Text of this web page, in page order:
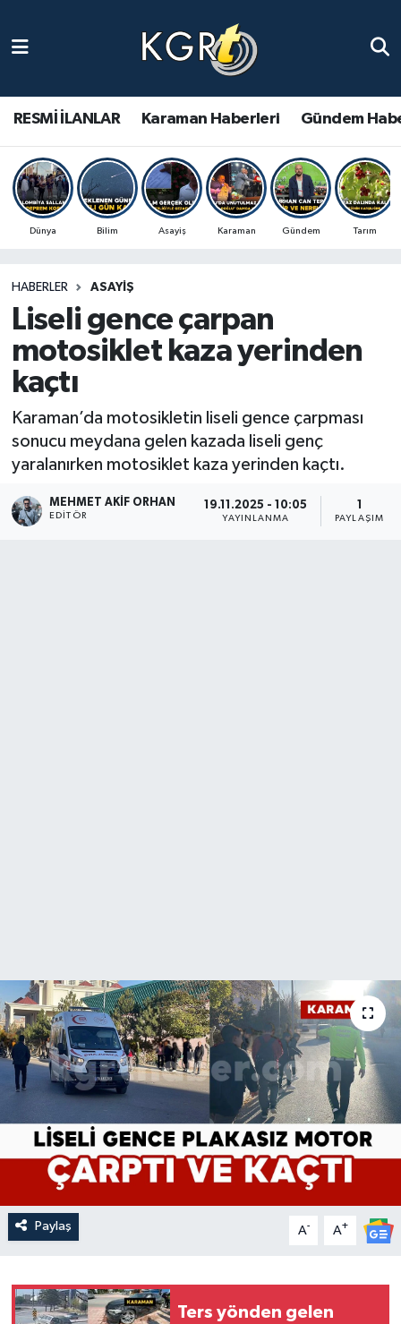
RESMİ İLANLAR Karaman Haberleri Gündem
Dünya Bilim Asayiş Karaman Gündem Tarım
HABERLER ASAYIŞ
Liseli gence çarpan
motosiklet kaza yerinden
kaçtı
Karaman’da motosikletin liseli gence çarpması
sonucu meydana gelen kazada liseli genç
yaralanırken motosiklet kaza yerinden kaçtı.
MEHMET AKIF ORHAN
EDITÖR
19.11.2025 - 10:05
YAYINLANMA
1
PAYLAŞIM
Paylaş A- A+
Ters yönden gelen
Gündem Haberleri
Güncel Haberler
Spor Haberleri
Ulusal Haberler
Vefat Edenler